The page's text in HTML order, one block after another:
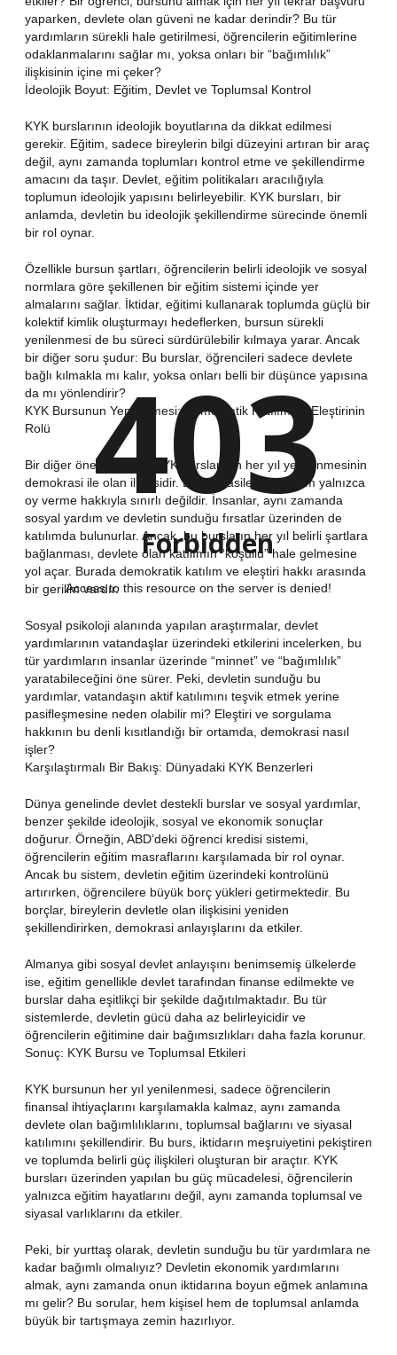
yaparken, devlete olan güveni ne kadar derindir? Bu tür
yardımların sürekli hale getirilmesi, öğrencilerin eğitimlerine
odaklanmalarını sağlar mı, yoksa onları bir “bağımlılık”
ilişkisinin içine mi çeker?
İdeolojik Boyut: Eğitim, Devlet ve Toplumsal Kontrol
KYK burslarının ideolojik boyutlarına da dikkat edilmesi
gerekir. Eğitim, sadece bireylerin bilgi düzeyini artıran bir araç
değil, aynı zamanda toplumları kontrol etme ve şekillendirme
amacını da taşır. Devlet, eğitim politikaları aracılığıyla
toplumun ideolojik yapısını belirleyebilir. KYK bursları, bir
anlamda, devletin bu ideolojik şekillendirme sürecinde önemli
bir rol oynar.
Özellikle bursun şartları, öğrencilerin belirli ideolojik ve sosyal
normlara göre şekillenen bir eğitim sistemi içinde yer
almalarını sağlar. İktidar, eğitimi kullanarak toplumda güçlü bir
kolektif kimlik oluşturmayı hedeflerken, bursun sürekli
yenilenmesi de bu süreci sürdürülebilir kılmaya yarar. Ancak
bir diğer soru şudur: Bu burslar, öğrencileri sadece devlete
bağlı kılmakla mı kalır, yoksa onları belli bir düşünce yapısına
da mı yönlendirir?
KYK Bursunun Yenilenmesi: Demokratik Katılım ve Eleştirinin
Rolü
Bir diğer önemli boyut, KYK burslarının her yıl yenilenmesinin
demokrasi ile olan ilişkisidir. Demokrasilerde, katılım yalnızca
oy verme hakkıyla sınırlı değildir. İnsanlar, aynı zamanda
sosyal yardım ve devletin sunduğu fırsatlar üzerinden de
katılımda bulunurlar. Ancak, bu bursların her yıl belirli şartlara
bağlanması, devlete olan katılımın “koşullu” hale gelmesine
yol açar. Burada demokratik katılım ve eleştiri hakkı arasında
bir gerilim vardır.
Sosyal psikoloji alanında yapılan araştırmalar, devlet
yardımlarının vatandaşlar üzerindeki etkilerini incelerken, bu
tür yardımların insanlar üzerinde “minnet” ve “bağımlılık”
yaratabileceğini öne sürer. Peki, devletin sunduğu bu
yardımlar, vatandaşın aktif katılımını teşvik etmek yerine
pasifleşmesine neden olabilir mi? Eleştiri ve sorgulama
hakkının bu denli kısıtlandığı bir ortamda, demokrasi nasıl
işler?
Karşılaştırmalı Bir Bakış: Dünyadaki KYK Benzerleri
Dünya genelinde devlet destekli burslar ve sosyal yardımlar,
benzer şekilde ideolojik, sosyal ve ekonomik sonuçlar
doğurur. Örneğin, ABD’deki öğrenci kredisi sistemi,
öğrencilerin eğitim masraflarını karşılamada bir rol oynar.
Ancak bu sistem, devletin eğitim üzerindeki kontrolünü
artırırken, öğrencilere büyük borç yükleri getirmektedir. Bu
borçlar, bireylerin devletle olan ilişkisini yeniden
şekillendirirken, demokrasi anlayışlarını da etkiler.
Almanya gibi sosyal devlet anlayışını benimsemiş ülkelerde
ise, eğitim genellikle devlet tarafından finanse edilmekte ve
burslar daha eşitlikçi bir şekilde dağıtılmaktadır. Bu tür
sistemlerde, devletin gücü daha az belirleyicidir ve
öğrencilerin eğitimine dair bağımsızlıkları daha fazla korunur.
Sonuç: KYK Bursu ve Toplumsal Etkileri
KYK bursunun her yıl yenilenmesi, sadece öğrencilerin
finansal ihtiyaçlarını karşılamakla kalmaz, aynı zamanda
devlete olan bağımlılıklarını, toplumsal bağlarını ve siyasal
katılımını şekillendirir. Bu burs, iktidarın meşruiyetini pekiştiren
ve toplumda belirli güç ilişkileri oluşturan bir araçtır. KYK
bursları üzerinden yapılan bu güç mücadelesi, öğrencilerin
yalnızca eğitim hayatlarını değil, aynı zamanda toplumsal ve
siyasal varlıklarını da etkiler.
Peki, bir yurttaş olarak, devletin sunduğu bu tür yardımlara ne
kadar bağımlı olmalıyız? Devletin ekonomik yardımlarını
almak, aynı zamanda onun iktidarına boyun eğmek anlamına
mı gelir? Bu sorular, hem kişisel hem de toplumsal anlamda
büyük bir tartışmaya zemin hazırlıyor.
403
Forbidden
Access to this resource on the server is denied!